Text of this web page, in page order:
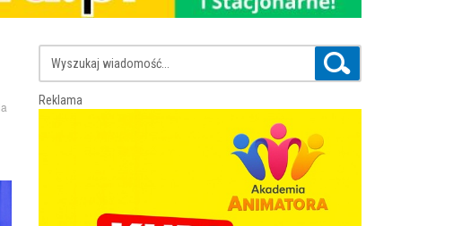
Reklama